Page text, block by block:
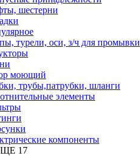
шестерни
турели, оси, з/ч для промывки
моющий
трубы,патрубки, шланги
элементы
компоненты
17